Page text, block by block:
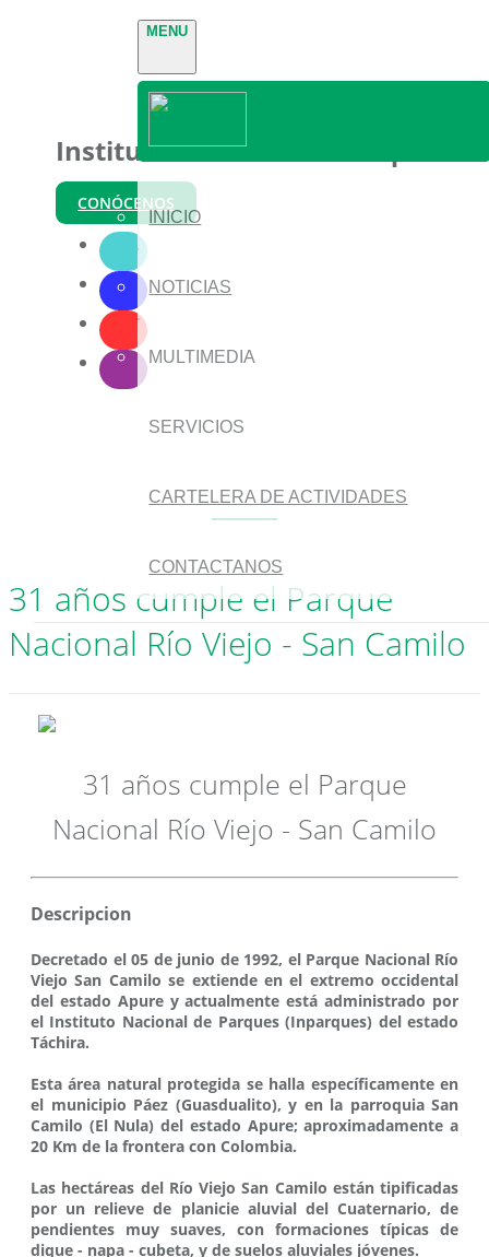
MENU
INICIO
NOTICIAS
MULTIMEDIA
SERVICIOS
CARTELERA DE ACTIVIDADES
CONTACTANOS
Instituto Nacional de Parques
CONÓCENOS
31 años cumple el Parque
Nacional Río Viejo - San Camilo
31 años cumple el Parque
Nacional Río Viejo - San Camilo
Descripcion
Decretado el 05 de junio de 1992, el Parque Nacional Río
Viejo San Camilo se extiende en el extremo occidental
del estado Apure y actualmente está administrado por
el Instituto Nacional de Parques (Inparques) del estado
Táchira.
Esta área natural protegida se halla específicamente en
el municipio Páez (Guasdualito), y en la parroquia San
Camilo (El Nula) del estado Apure; aproximadamente a
20 Km de la frontera con Colombia.
Las hectáreas del Río Viejo San Camilo están tipificadas
por un relieve de planicie aluvial del Cuaternario, de
pendientes muy suaves, con formaciones típicas de
dique - napa - cubeta, y de suelos aluviales jóvenes.